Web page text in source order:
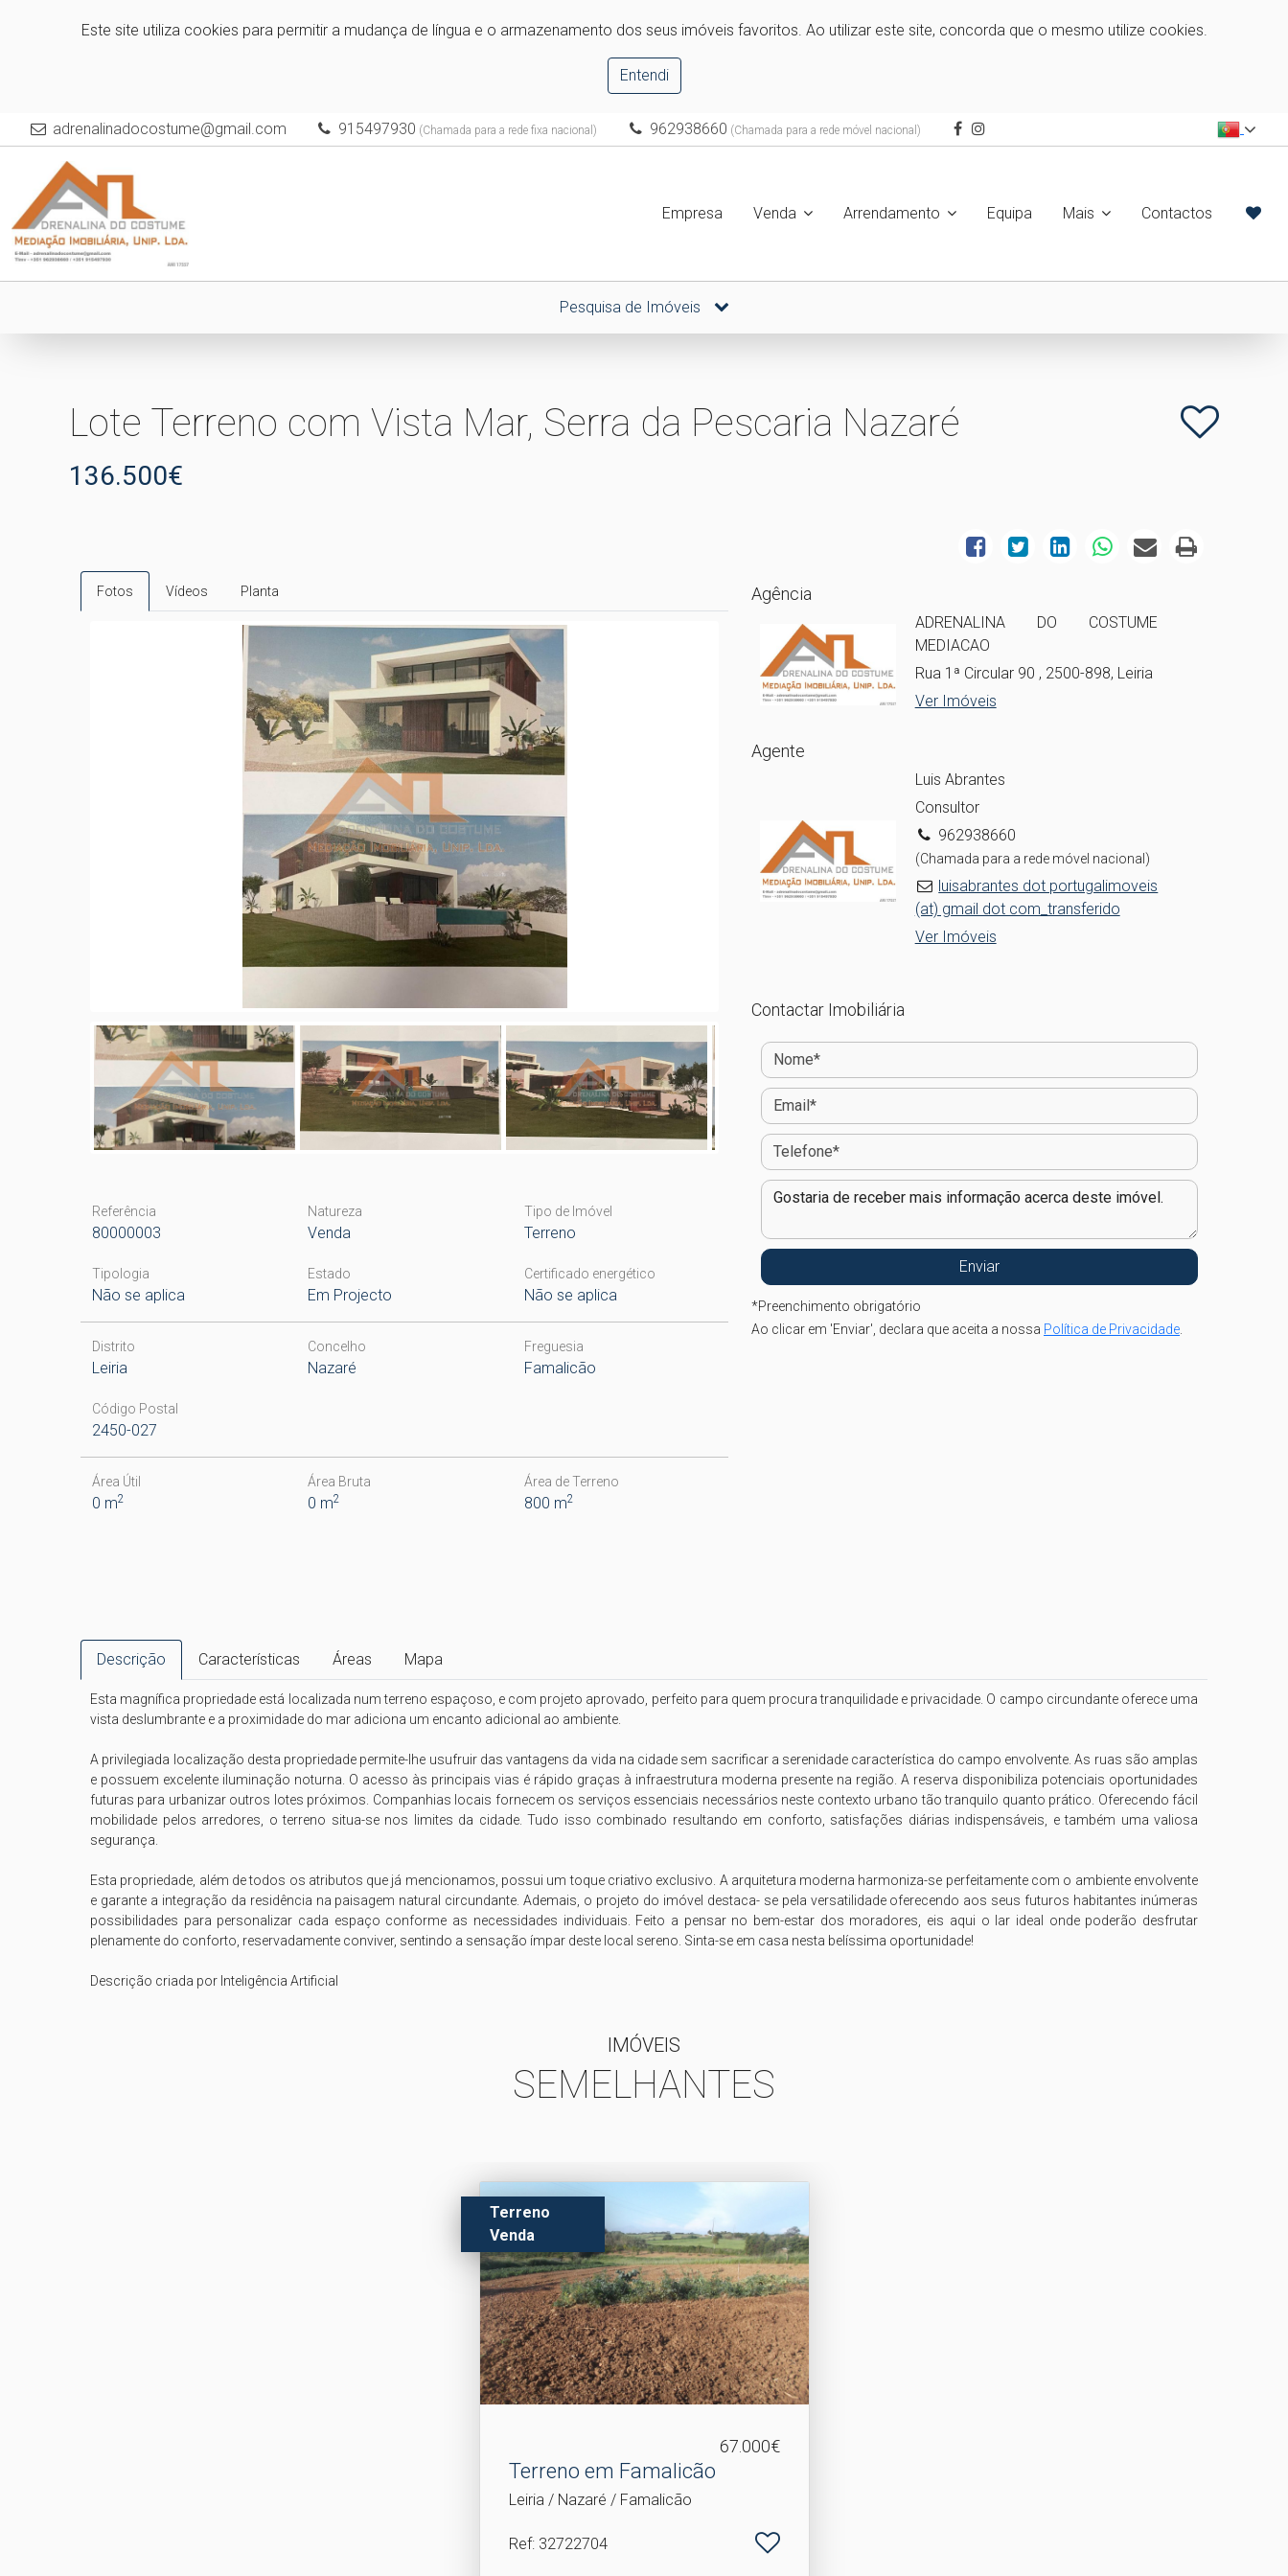
Este site utiliza cookies para permitir a mudança de língua e o armazenamento dos seus imóveis favoritos. Ao utilizar este site, concorda que o mesmo utilize cookies.
Entendi
adrenalinadocostume@gmail.com 915497930 (Chamada para a rede fixa nacional) 962938660 (Chamada para a rede móvel nacional)
Empresa Venda Arrendamento Equipa Mais Contactos
Pesquisa de Imóveis
Lote Terreno com Vista Mar, Serra da Pescaria Nazaré
136.500€
Fotos Vídeos Planta
Referência
80000003
Natureza
Venda
Tipo de Imóvel
Terreno
Tipologia
Não se aplica
Estado
Em Projecto
Certificado energético
Não se aplica
Distrito
Leiria
Concelho
Nazaré
Freguesia
Famalicão
Código Postal
2450-027
Área Útil
0 m2
Área Bruta
0 m2
Área de Terreno
800 m2
Agência
ADRENALINA DO COSTUME
MEDIACAO
Rua 1ª Circular 90 , 2500-898, Leiria
Ver Imóveis
Agente
Luis Abrantes
Consultor
962938660
(Chamada para a rede móvel nacional)
luisabrantes dot portugalimoveis
(at) gmail dot com_transferido
Ver Imóveis
Contactar Imobiliária
*Preenchimento obrigatório
Ao clicar em 'Enviar', declara que aceita a nossa Política de Privacidade
Descrição Características Áreas Mapa
Esta magnífica propriedade está localizada num terreno espaçoso, e com projeto aprovado, perfeito para quem procura tranquilidade e privacidade. O campo circundante oferece uma
vista deslumbrante e a proximidade do mar adiciona um encanto adicional ao ambiente.
A privilegiada localização desta propriedade permite-lhe usufruir das vantagens da vida na cidade sem sacrificar a serenidade característica do campo envolvente. As ruas são amplas
e possuem excelente iluminação noturna. O acesso às principais vias é rápido graças à infraestrutura moderna presente na região. A reserva disponibiliza potenciais oportunidades
futuras para urbanizar outros lotes próximos. Companhias locais fornecem os serviços essenciais necessários neste contexto urbano tão tranquilo quanto prático. Oferecendo fácil
mobilidade pelos arredores, o terreno situa-se nos limites da cidade. Tudo isso combinado resultando em conforto, satisfações diárias indispensáveis, e também uma valiosa
segurança.
Esta propriedade, além de todos os atributos que já mencionamos, possui um toque criativo exclusivo. A arquitetura moderna harmoniza-se perfeitamente com o ambiente envolvente
e garante a integração da residência na paisagem natural circundante. Ademais, o projeto do imóvel destaca- se pela versatilidade oferecendo aos seus futuros habitantes inúmeras
possibilidades para personalizar cada espaço conforme as necessidades individuais. Feito a pensar no bem-estar dos moradores, eis aqui o lar ideal onde poderão desfrutar
plenamente do conforto, reservadamente conviver, sentindo a sensação ímpar deste local sereno. Sinta-se em casa nesta belíssima oportunidade!
Descrição criada por Inteligência Artificial
IMÓVEIS
SEMELHANTES
Terreno
Venda
67.000€
Terreno em Famalicão
Leiria / Nazaré / Famalicão
Ref: 32722704